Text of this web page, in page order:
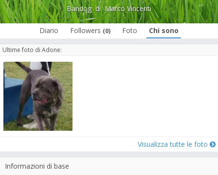
BandogdiMarco Vincenti
Diario Followers (0) Foto Chi sono
Ultime foto di Adone:
Visualizza tutte le foto
Informazioni di base